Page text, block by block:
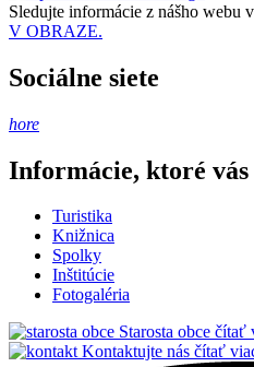
Sledujte informácie z nášho webu v
V OBRAZE.
Sociálne siete
hore
Informácie, ktoré
Turistika
Knižnica
Spolky
Inštitúcie
Fotogaléria
Starosta obce čítať
Kontaktujte nás čítať